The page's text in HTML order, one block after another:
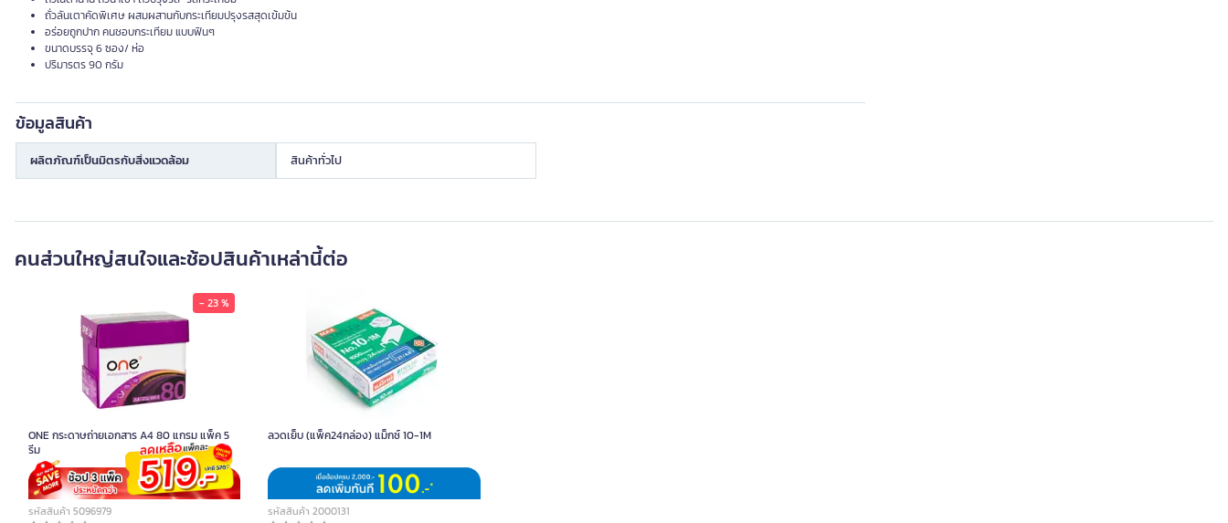
ถั่วลันเตาคัดพิเศษ ผสมผสานกับกระเทียมปรุงรสสุดเข้มข้น
อร่อยถูกปาก คนชอบกระเทียม แบบฟินๆ
ขนาดบรรจุ 6 ซอง/ ห่อ
ปริมารตร 90 กรัม
ข้อมูลสินค้า
ผลิตภัณฑ์เป็นมิตรกับสิ่งแวดล้อม สินค้าทั่วไป
คนส่วนใหญ่สนใจและช้อปสินค้าเหล่านี้ต่อ
- 23 %
ONE กระดาษถ่ายเอกสาร A4 80 แกรม แพ็ค 5
รีม
รหัสสินค้า 5096979
ลวดเย็บ (แพ็ค24กล่อง) แม็กซ์ 10-1M
รหัสสินค้า 2000131